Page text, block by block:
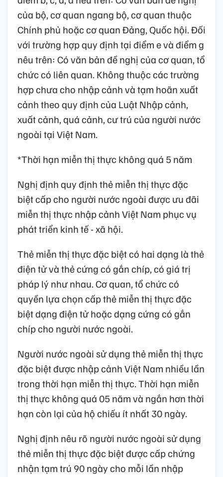
của bộ, cơ quan ngang bộ, cơ quan thuộc
Chính phủ hoặc cơ quan Đảng, Quốc hội. Đối
với trường hợp quy định tại điểm e và điểm g
nêu trên: Có văn bản đề nghị của cơ quan, tổ
chức có liên quan. Không thuộc các trường
hợp chưa cho nhập cảnh và tạm hoãn xuất
cảnh theo quy định của Luật Nhập cảnh,
xuất cảnh, quá cảnh, cư trú của người nước
ngoài tại Việt Nam.
*Thời hạn miễn thị thực không quá 5 năm
Nghị định quy định thẻ miễn thị thực đặc
biệt cấp cho người nước ngoài được ưu đãi
miễn thị thực nhập cảnh Việt Nam phục vụ
phát triển kinh tế - xã hội.
Thẻ miễn thị thực đặc biệt có hai dạng là thẻ
điện tử và thẻ cứng có gắn chíp, có giá trị
pháp lý như nhau. Cơ quan, tổ chức có
quyền lựa chọn cấp thẻ miễn thị thực đặc
biệt dạng điện tử hoặc dạng cứng có gắn
chíp cho người nước ngoài.
Người nước ngoài sử dụng thẻ miễn thị thực
đặc biệt được nhập cảnh Việt Nam nhiều lần
trong thời hạn miễn thị thực. Thời hạn miễn
thị thực không quá 05 năm và ngắn hơn thời
hạn còn lại của hộ chiếu ít nhất 30 ngày.
Nghị định nêu rõ người nước ngoài sử dụng
thẻ miễn thị thực đặc biệt được cấp chứng
nhận tạm trú 90 ngày cho mỗi lần nhập